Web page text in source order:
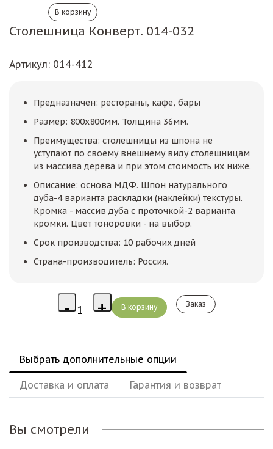
Столешница Конверт. 014-032
Артикул: 014-412
Предназначен: рестораны, кафе, бары
Размер: 800х800мм. Толщина 36мм.
Преимущества: столешницы из шпона не
уступают по своему внешнему виду столешницам
из массива дерева и при этом стоимость их ниже.
Описание: основа МДФ. Шпон натурального
дуба-4 варианта раскладки (наклейки) текстуры.
Кромка - массив дуба с проточкой-2 варианта
кромки. Цвет тоноровки - на выбор.
Срок производства: 10 рабочих дней
Страна-производитель: Россия.
Заказ
Выбрать дополнительные опции
Доставка и оплата Гарантия и возврат
Вы смотрели